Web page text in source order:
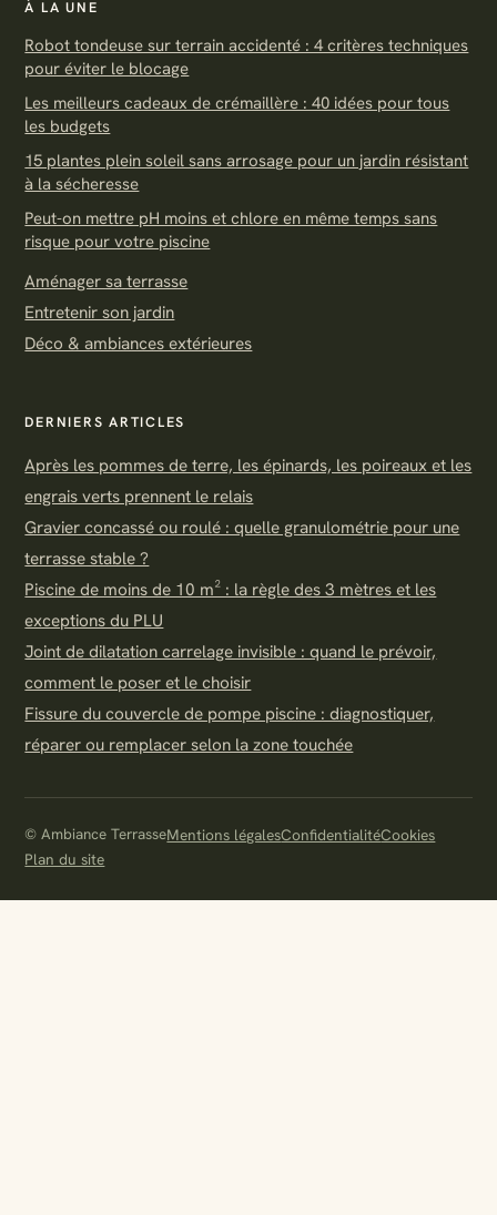
À LA UNE
Robot tondeuse sur terrain accidenté : 4 critères techniques
pour éviter le blocage
Les meilleurs cadeaux de crémaillère : 40 idées pour tous
les budgets
15 plantes plein soleil sans arrosage pour un jardin résistant
à la sécheresse
Peut-on mettre pH moins et chlore en même temps sans
risque pour votre piscine
Aménager sa terrasse
Entretenir son jardin
Déco & ambiances extérieures
DERNIERS ARTICLES
Après les pommes de terre, les épinards, les poireaux et les
engrais verts prennent le relais
Gravier concassé ou roulé : quelle granulométrie pour une
terrasse stable ?
Piscine de moins de 10 m² : la règle des 3 mètres et les
exceptions du PLU
Joint de dilatation carrelage invisible : quand le prévoir,
comment le poser et le choisir
Fissure du couvercle de pompe piscine : diagnostiquer,
réparer ou remplacer selon la zone touchée
© Ambiance TerrasseMentions légalesConfidentialitéCookies
Plan du site